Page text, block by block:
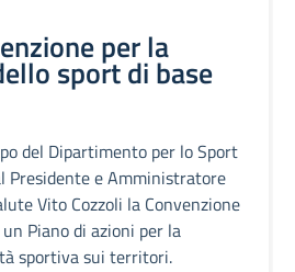
per la
sport di base
del Dipartimento per lo Sport
Presidente e Amministratore
Vito Cozzoli la Convenzione
Piano di azioni per la
sportiva sui territori.